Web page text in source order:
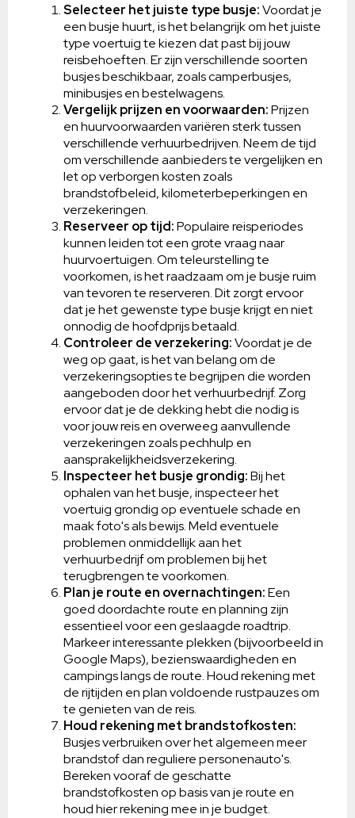
Selecteer het juiste type busje:Voordat je
een busje huurt, is het belangrijk om het juiste
type voertuig te kiezen dat past bij jouw
reisbehoeften. Er zijn verschillende soorten
busjes beschikbaar, zoals camperbusjes,
minibusjes en bestelwagens.
Vergelijk prijzen en voorwaarden:Prijzen
en huurvoorwaarden variëren sterk tussen
verschillende verhuurbedrijven. Neem de tijd
om verschillende aanbieders te vergelijken en
let op verborgen kosten zoals
brandstofbeleid, kilometerbeperkingen en
verzekeringen.
Reserveer op tijd:Populaire reisperiodes
kunnen leiden tot een grote vraag naar
huurvoertuigen. Om teleurstelling te
voorkomen, is het raadzaam om je busje ruim
van tevoren te reserveren. Dit zorgt ervoor
dat je het gewenste type busje krijgt en niet
onnodig de hoofdprijs betaald.
Controleer de verzekering:Voordat je de
weg op gaat, is het van belang om de
verzekeringsopties te begrijpen die worden
aangeboden door het verhuurbedrijf. Zorg
ervoor dat je de dekking hebt die nodig is
voor jouw reis en overweeg aanvullende
verzekeringen zoals pechhulp en
aansprakelijkheidsverzekering.
Inspecteer het busje grondig:Bij het
ophalen van het busje, inspecteer het
voertuig grondig op eventuele schade en
maak foto's als bewijs. Meld eventuele
problemen onmiddellijk aan het
verhuurbedrijf om problemen bij het
terugbrengen te voorkomen.
Plan je route en overnachtingen:Een
goed doordachte route en planning zijn
essentieel voor een geslaagde roadtrip.
Markeer interessante plekken (bijvoorbeeld in
Google Maps), bezienswaardigheden en
campings langs de route. Houd rekening met
de rijtijden en plan voldoende rustpauzes om
te genieten van de reis.
Houd rekening met brandstofkosten:
Busjes verbruiken over het algemeen meer
brandstof dan reguliere personenauto's.
Bereken vooraf de geschatte
brandstofkosten op basis van je route en
houd hier rekening mee in je budget.